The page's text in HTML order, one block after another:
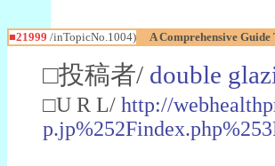
■21999 /inTopicNo.1004) A Comprehensive
□投稿者/ double
□U R L/ http://